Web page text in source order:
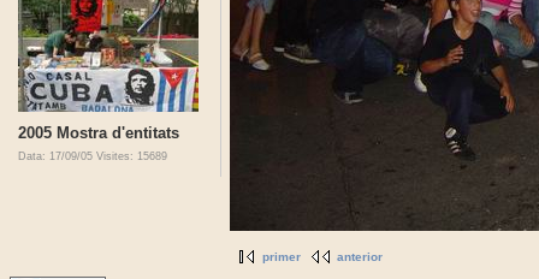
2005 Mostra d'entitats
Data: 17/09/05 Visites: 15689
primer anterior